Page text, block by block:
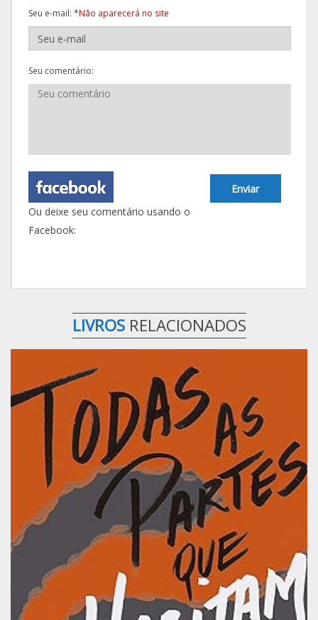
Seu e-mail: *Não aparecerá no site
Seu comentário:
Enviar
Ou deixe seu comentário usando o
Facebook:
LIVROS RELACIONADOS